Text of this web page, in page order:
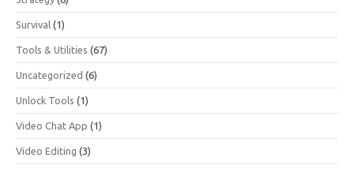
Survival (1)
Tools & Utilities (67)
Uncategorized (6)
Unlock Tools (1)
Video Chat App (1)
Video Editing (3)